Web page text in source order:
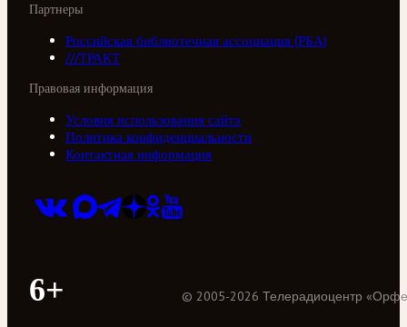
Партнеры
Российская библиотечная ассоциация (РБА)
///ТРАКТ
Правовая информация
Условия использования сайта
Политика конфиденциальности
Контактная информация
6+ © 2005-2026 Телерадиоцентр